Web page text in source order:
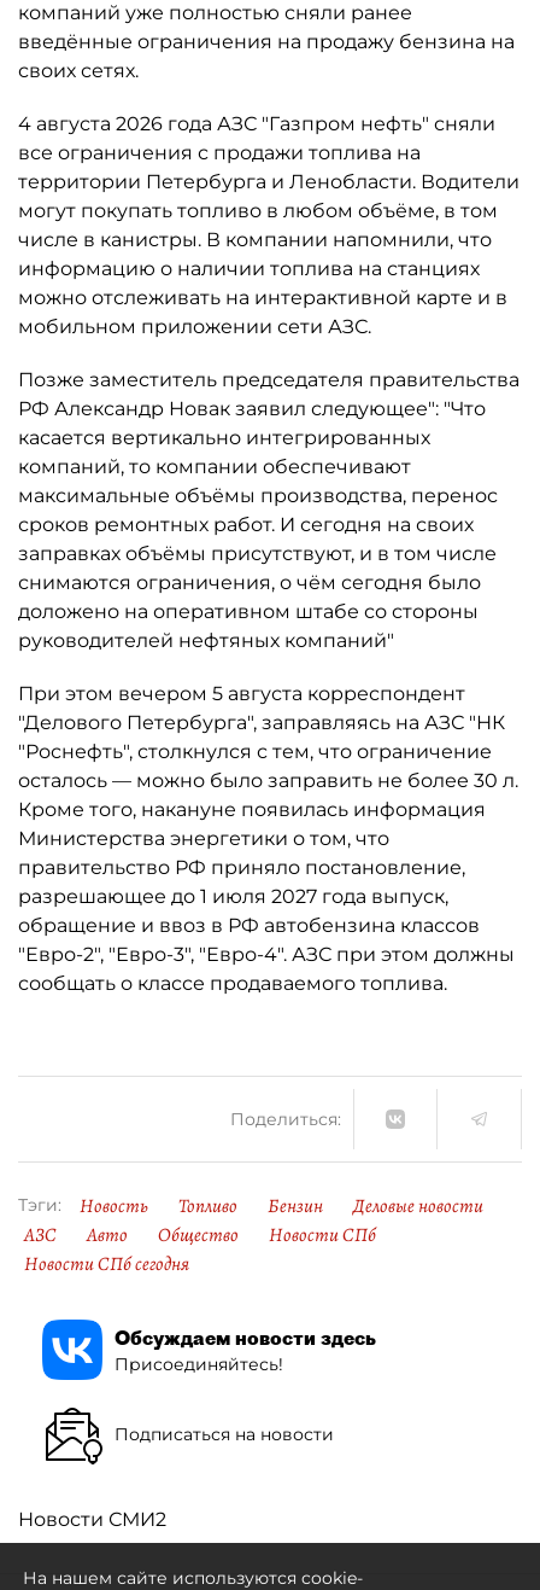
компаний уже полностью сняли ранее
введённые ограничения на продажу бензина на
своих сетях.
4 августа 2026 года АЗС "Газпром нефть" сняли
все ограничения с продажи топлива на
территории Петербурга и Ленобласти. Водители
могут покупать топливо в любом объёме, в том
числе в канистры. В компании напомнили, что
информацию о наличии топлива на станциях
можно отслеживать на интерактивной карте и в
мобильном приложении сети АЗС.
Позже заместитель председателя правительства
РФ Александр Новак заявил следующее": "Что
касается вертикально интегрированных
компаний, то компании обеспечивают
максимальные объёмы производства, перенос
сроков ремонтных работ. И сегодня на своих
заправках объёмы присутствуют, и в том числе
снимаются ограничения, о чём сегодня было
доложено на оперативном штабе со стороны
руководителей нефтяных компаний"
При этом вечером 5 августа корреспондент
"Делового Петербурга", заправляясь на АЗС "НК
"Роснефть", столкнулся с тем, что ограничение
осталось ­— можно было заправить не более 30 л.
Кроме того, накануне появилась информация
Министерства энергетики о том, что
правительство РФ приняло постановление,
разрешающее до 1 июля 2027 года выпуск,
обращение и ввоз в РФ автобензина классов
"Евро-2", "Евро-3", "Евро-4". АЗС при этом должны
сообщать о классе продаваемого топлива.
Поделиться:
Тэги: Новость Топливо Бензин
Деловые новости
АЗС
Авто Общество
Новости СПб
Новости СПб сегодня
Обсуждаем новости здесь
Присоединяйтесь!
Подписаться на новости
Новости СМИ2
На нашем сайте используются cookie-